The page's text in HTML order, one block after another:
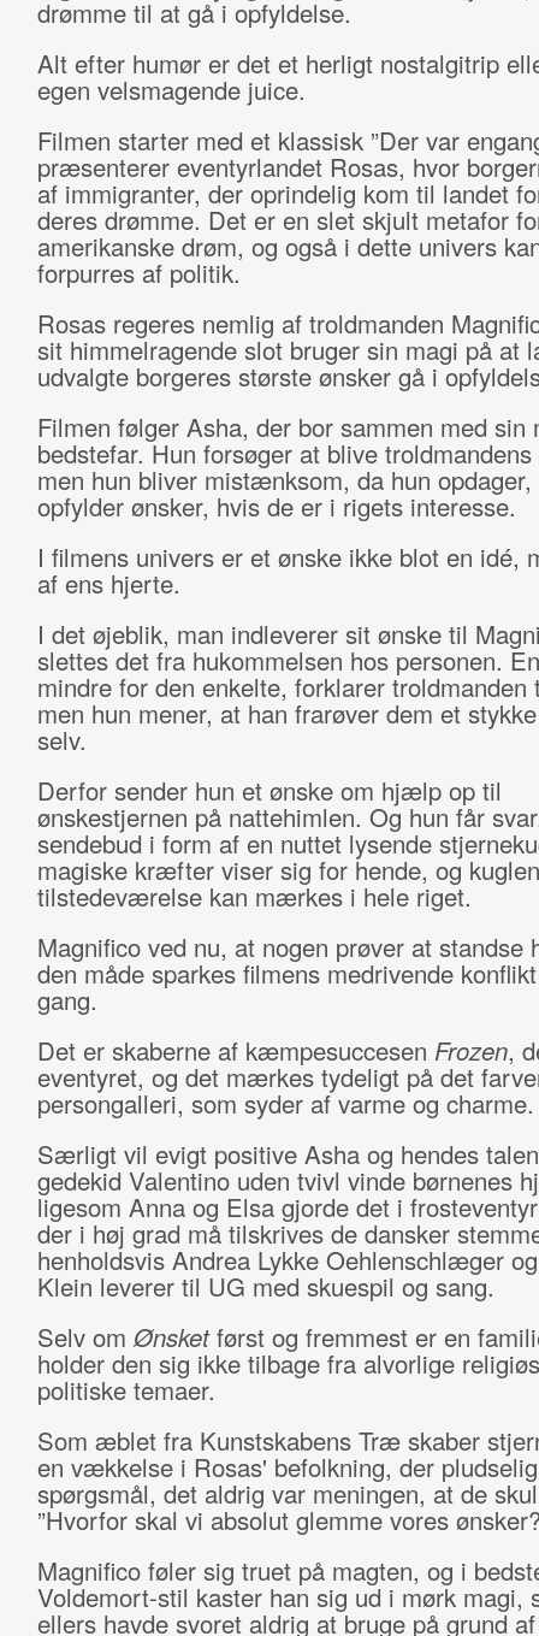
drømme til at gå i opfyldelse.
Alt efter humør er det et herligt nostalgitrip
egen velsmagende juice.
Filmen starter med et klassisk ”Der var
præsenterer eventyrlandet Rosas, hvor
af immigranter, der oprindelig kom til landet
deres drømme. Det er en slet skjult metafor
amerikanske drøm, og også i dette univers
forpurres af politik.
Rosas regeres nemlig af troldmanden
sit himmelragende slot bruger sin magi på at
udvalgte borgeres største ønsker gå i
Filmen følger Asha, der bor sammen med sin
bedstefar. Hun forsøger at blive
men hun bliver mistænksom, da hun opdager,
opfylder ønsker, hvis de er i rigets interesse.
I filmens univers er et ønske ikke blot en idé,
af ens hjerte.
I det øjeblik, man indleverer sit ønske til
slettes det fra hukommelsen hos personen.
mindre for den enkelte, forklarer troldmanden
men hun mener, at han frarøver dem et
selv.
Derfor sender hun et ønske om hjælp op til
ønskestjernen på nattehimlen. Og hun får
sendebud i form af en nuttet lysende
magiske kræfter viser sig for hende, og
tilstedeværelse kan mærkes i hele riget.
Magnifico ved nu, at nogen prøver at standse
den måde sparkes filmens medrivende
gang.
Det er skaberne af kæmpesuccesen Frozen,
eventyret, og det mærkes tydeligt på det
persongalleri, som syder af varme og
Særligt vil evigt positive Asha og hendes
gedekid Valentino uden tvivl vinde børnenes
ligesom Anna og Elsa gjorde det i
der i høj grad må tilskrives de dansker
henholdsvis Andrea Lykke Oehlenschlæger
Klein leverer til UG med skuespil og sang.
Selv om Ønsketførst og fremmest er en
holder den sig ikke tilbage fra alvorlige
politiske temaer.
Som æblet fra Kunstskabens Træ skaber
en vækkelse i Rosas' befolkning, der
spørgsmål, det aldrig var meningen, at de
”Hvorfor skal vi absolut glemme vores
Magnifico føler sig truet på magten, og i
Voldemort-stil kaster han sig ud i mørk magi,
ellers havde svoret aldrig at bruge på grund